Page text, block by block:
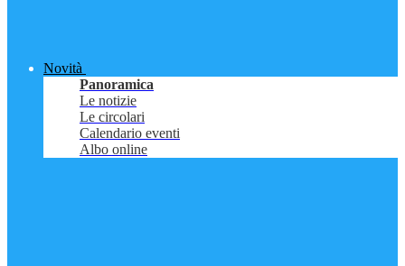
Novità
Panoramica
Le notizie
Le circolari
Calendario eventi
Albo online